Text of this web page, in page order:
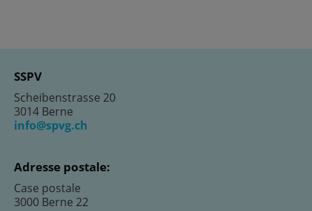
SSPV
Scheibenstrasse 20
3014 Berne
info@spvg.ch
Adresse postale:
Case postale
3000 Berne 22